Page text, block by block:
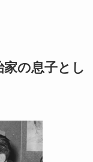
の息子とし